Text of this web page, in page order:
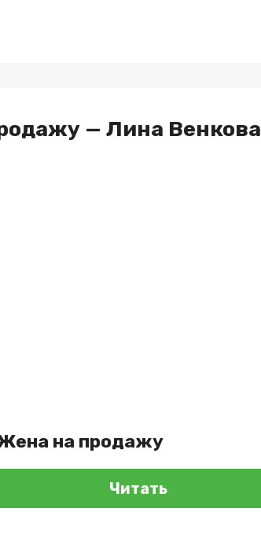
— Лина Венкова
на продажу
Читать